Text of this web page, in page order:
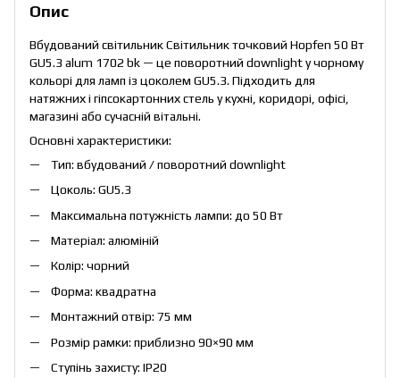
Опис
Вбудований світильникСвітильник точковий Hopfen 50 Вт
GU5.3 alum 1702 bk — це поворотний downlight у чорному
кольорі для ламп із цоколем GU5.3. Підходить для
натяжних і гіпсокартонних стель у кухні, коридорі, офісі,
магазині або сучасній вітальні.
Основні характеристики:
Тип: вбудований / поворотний downlight
Цоколь: GU5.3
Максимальна потужність лампи: до 50 Вт
Матеріал: алюміній
Колір: чорний
Форма: квадратна
Монтажний отвір: 75 мм
Розмір рамки: приблизно 90×90 мм
Ступінь захисту: IP20